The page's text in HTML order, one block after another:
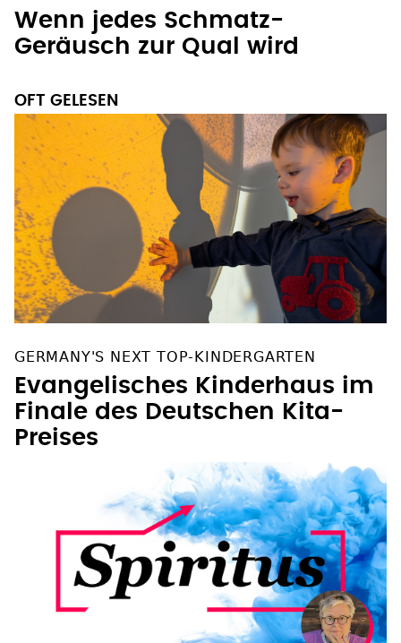
Wenn jedes Schmatz-
Geräusch zur Qual wird
OFT GELESEN
GERMANY'S NEXT TOP-KINDERGARTEN
Evangelisches Kinderhaus im
Finale des Deutschen Kita-
Preises